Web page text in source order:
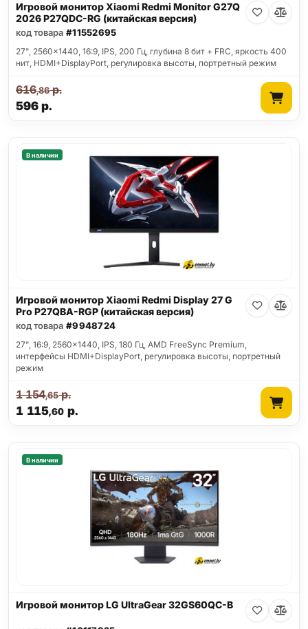
Игровой монитор Xiaomi Redmi Monitor G27Q
2026 P27QDC-RG (китайская версия)
код товара #11552695
27", 2560x1440, 16:9, IPS, 200 Гц, глубина 8 бит + FRC, яркость 400
нит, HDMI+DisplayPort, регулировка высоты, портретный режим
596р.
616,86р.
В наличии
Игровой монитор Xiaomi Redmi Display 27 G
Pro P27QBA-RGP (китайская версия)
код товара #9948724
27", 16:9, 2560x1440, IPS, 180 Гц, AMD FreeSync Premium,
интерфейсы HDMI+DisplayPort, регулировка высоты, портретный
режим
1 115,60 р.
1 154,65р.
В наличии
Игровой монитор LG UltraGear 32GS60QC-B